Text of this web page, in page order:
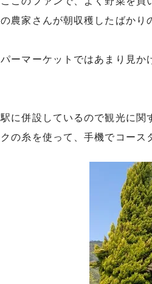
農家さんが朝収穫したばかり
ーマーケットではあまり見
に併設しているので観光に関
の糸を使って、手機でコース